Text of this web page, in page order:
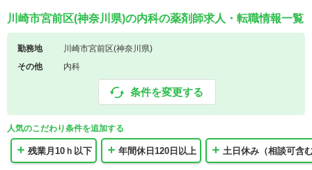
川崎市宮前区(神奈川県)の内科の薬剤師求人・転職情報一覧
勤務地
川崎市宮前区(神奈川県)
その他
内科
条件を変更する
人気のこだわり条件を追加する
残業月10ｈ以下 年間休日120日以上 土日休み（相談可含